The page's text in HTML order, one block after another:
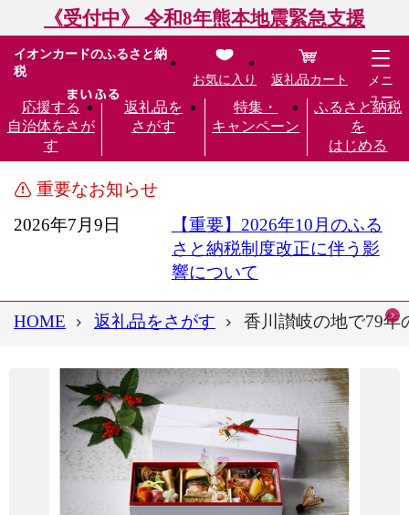
《受付中》 令和8年熊本地震緊急支援
イオンカードのふるさと納
税
応援する
自治体をさが
す
返礼品を
さがす
特集・
キャンペーン
ふるさと納税
を
はじめる
お気に入り 返礼品カート
メニ
ュー
重要なお知らせ
2026年7月9日
【重要】2026年10月のふる
さと納税制度改正に伴う影
響について
HOME 返礼品をさがす 香川讃岐の地で79年